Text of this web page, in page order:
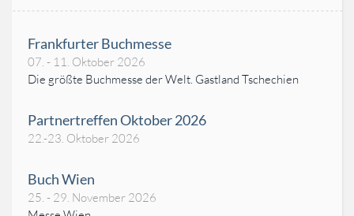
Frankfurter Buchmesse
07. - 11. Oktober 2026
Die größte Buchmesse der Welt. Gastland Tschechien
Partnertreffen Oktober 2026
22.-23. Oktober 2026
Buch Wien
25. - 29. November 2026